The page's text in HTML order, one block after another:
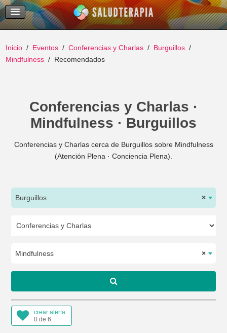
Temas Recientes
Buscar
Inicio Eventos Conferencias y Charlas
Burguillos
Mindfulness
Recomendados
Conferencias y Charlas ·
Mindfulness · Burguillos
Conferencias y Charlas cerca de Burguillos sobre Mindfulness
(Atención Plena · Conciencia Plena).
×
Burguillos
×
Mindfulness
crear alerta
0 de 6